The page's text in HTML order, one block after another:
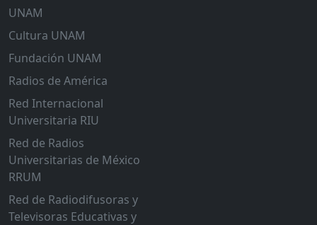
UNAM
Cultura UNAM
Fundación UNAM
Radios de América
Red Internacional
Universitaria RIU
Red de Radios
Universitarias de México
RRUM
Red de Radiodifusoras y
Televisoras Educativas y